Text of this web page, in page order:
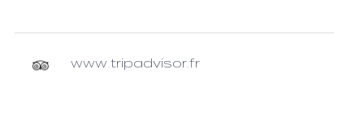
www.tripadvisor.fr